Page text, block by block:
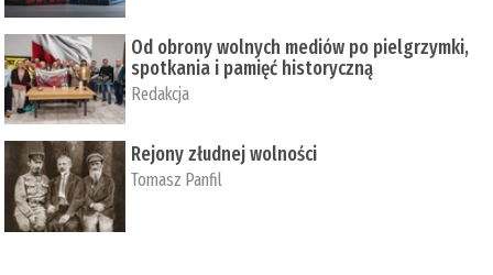
Od obrony wolnych mediów po pielgrzymki,
spotkania i pamięć historyczną
Redakcja
Rejony złudnej wolności
Tomasz Panfil